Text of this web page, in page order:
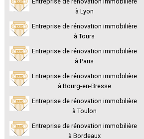
à Lyon
Entreprise de rénovation immobilière
à Tours
Entreprise de rénovation immobilière
à Paris
Entreprise de rénovation immobilière
à Bourg-en-Bresse
Entreprise de rénovation immobilière
à Toulon
Entreprise de rénovation immobilière
à Bordeaux